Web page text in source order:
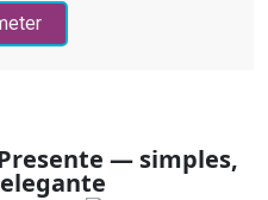
— simples,